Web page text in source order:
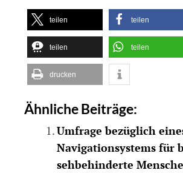
teilen teilen
teilen teilen
drucken
Ähnliche Beiträge:
Umfrage bezüglich
Navigationsystems für
sehbehinderte